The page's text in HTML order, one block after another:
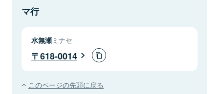
マ行
水無瀬ミナセ
618-0014
このページの先頭に戻る